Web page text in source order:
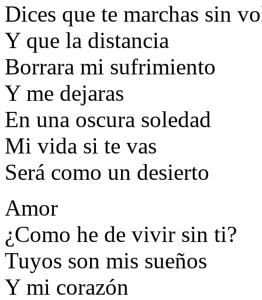
Dices que te marchas sin
Y que la distancia
Borrara mi sufrimiento
Y me dejaras
En una oscura soledad
Mi vida si te vas
Será como un desierto
Amor
¿Como he de vivir sin ti?
Tuyos son mis sueños
Y mi corazón